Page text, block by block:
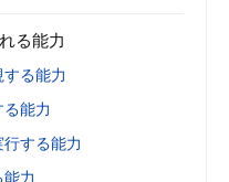
る能力
る能力
能力
する能力
力